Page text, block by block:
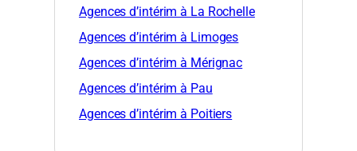
Agences d’intérim à La Rochelle
Agences d’intérim à Limoges
Agences d’intérim à Mérignac
Agences d’intérim à Pau
Agences d’intérim à Poitiers